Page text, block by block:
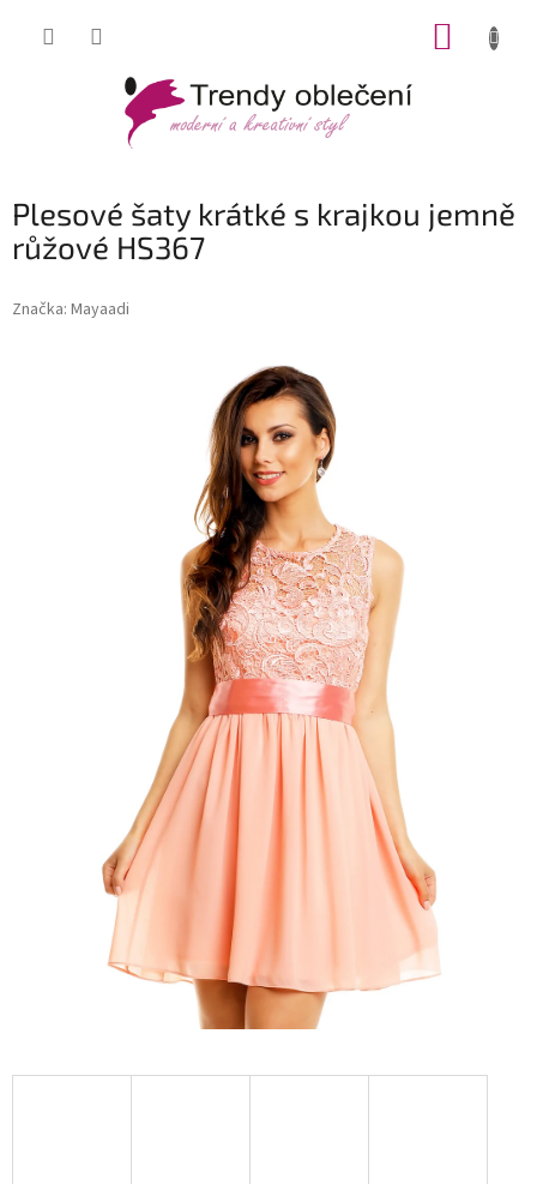
Plesové šaty krátké s krajkou jemně
růžové HS367
Značka: Mayaadi